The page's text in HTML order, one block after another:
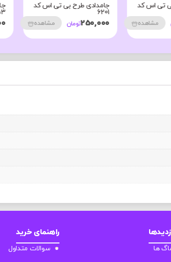
تی اس کد
مشاهده
جامدادی طرح بی تی اس کد
6201
250,000تومان مشاهده
ها
راهنمای خرید
سوالات متداول